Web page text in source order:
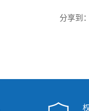
分享到：